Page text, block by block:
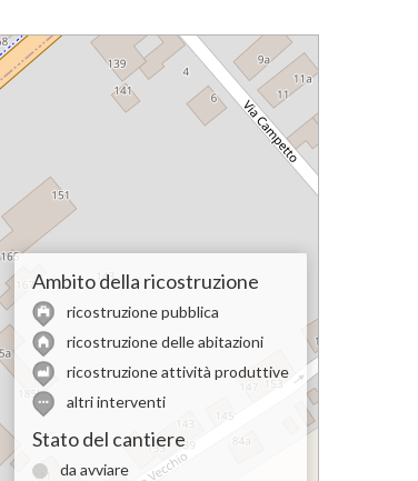
Ambito della ricostruzione
ricostruzione pubblica
ricostruzione delle abitazioni
ricostruzione attività produttive
altri interventi
Stato del cantiere
da avviare